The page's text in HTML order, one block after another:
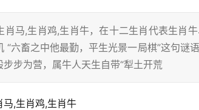
肖马,生肖鸡,生肖牛，在十二生肖代表生肖
“六畜之中他最勤，平生光景一局棋”这句谜
步为营，属牛人天生自带“犁土开荒
,生肖鸡,生肖牛